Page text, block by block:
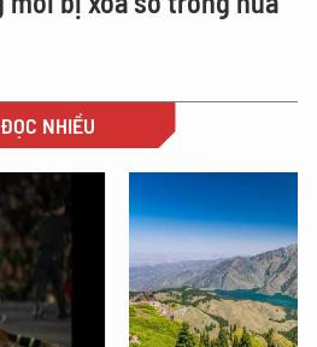
ĐỌC NHIỀU